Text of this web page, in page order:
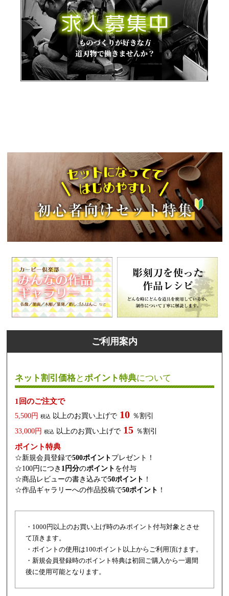
ご利用案内
ネット割引価格とポイント特典について
1回のご注文で
5,500円 税込 以上のお買い上げで 10 ％割引
33,000円 税込 以上のお買い上げで 15 ％割引
ポイント特典
☆新規会員登録で500ポイント プレゼント！
☆100円につき 1円分のポイント を付与
☆商品レビューの書き込みで50ポイント ！
☆作品ギャラリーへの作品投稿で50ポイント ！
・1000円以上のお買い上げ時のみポイント付与対象とさせ
て頂きます。
・ポイントの使用は100ポイント以上からご利用頂けます。
・新規会員登録時のポイント特典は初回ご購入から一週間
後に使用可能となります。